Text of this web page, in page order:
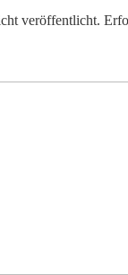
veröffentlicht.